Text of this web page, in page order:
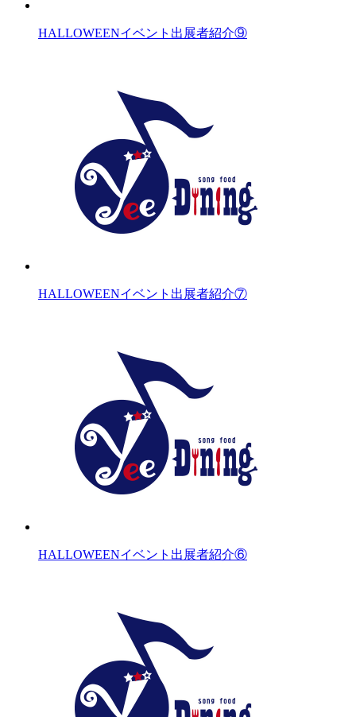
HALLOWEENイベント出展者紹介⑨
HALLOWEENイベント出展者紹介⑦
HALLOWEENイベント出展者紹介⑥